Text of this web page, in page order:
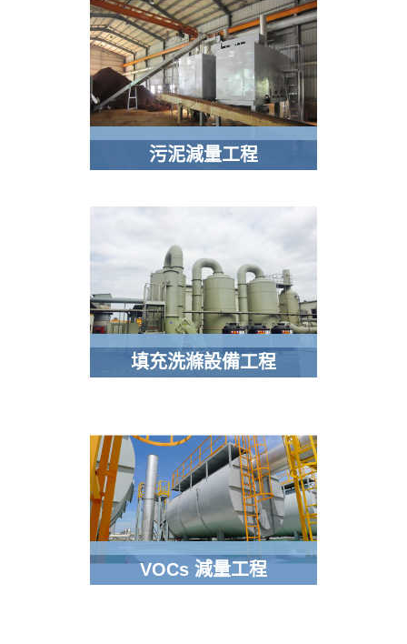
污泥減量工程
填充洗滌設備工程
VOCs 減量工程